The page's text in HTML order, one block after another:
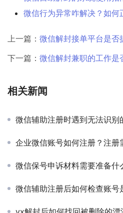
微信行为异常咋解决？如何
上一篇： 微信解封接单平台是否
下一篇： 微信解封兼职的工作是
相关新闻
微信辅助注册时遇到无法识别
企业微信账号如何注册？注册
微信保号申诉材料需要准备什
微信辅助注册后如何检查账号